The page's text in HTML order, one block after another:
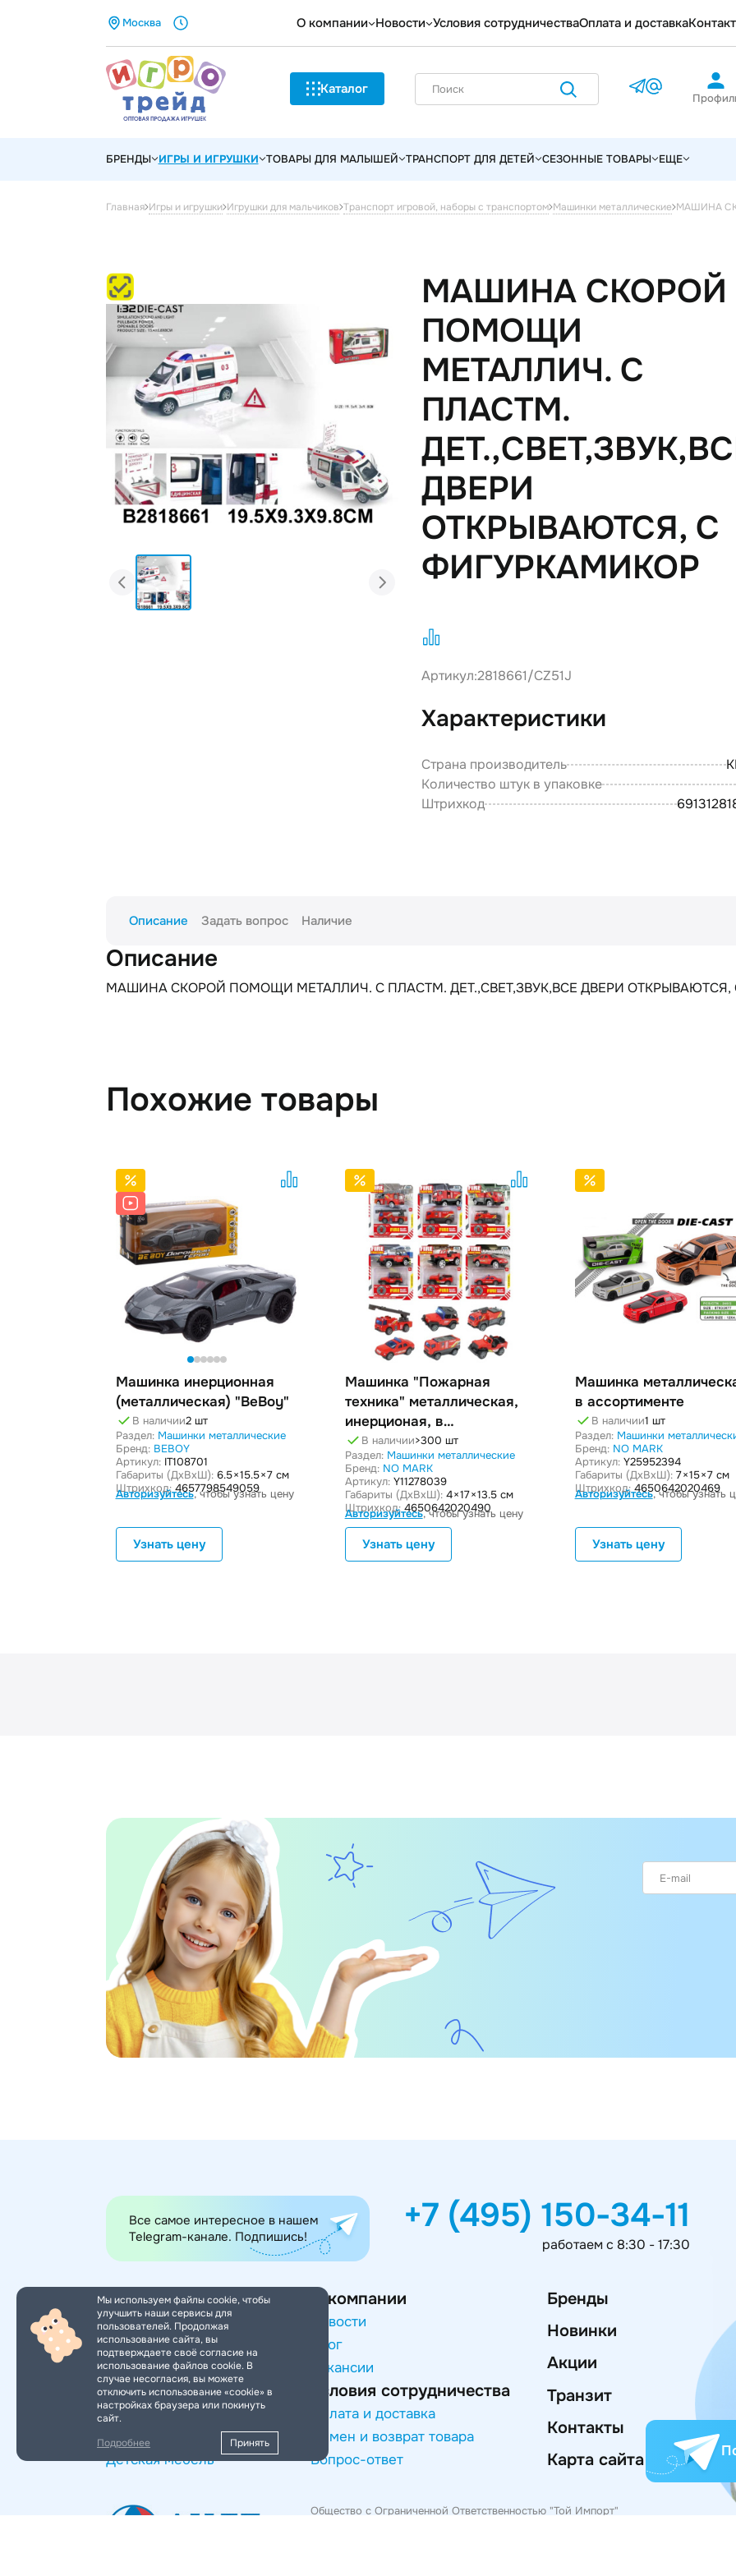
Москва О компании Новости Условия сотрудничестваОплата и доставка
Каталог
БРЕНДЫ ИГРЫ И ИГРУШКИ ТОВАРЫ ДЛЯ МАЛЫШЕЙ ТРАНСПОРТ ДЛЯ ДЕТЕЙ СЕЗОННЫЕ ТОВАРЫ ЕЩЕ
Главная Игры и игрушки Игрушки для мальчиков Транспорт игровой, наборы с транспортом Машинки металлические МАШИНА
МАШИНА СКОРОЙ
ПОМОЩИ
МЕТАЛЛИЧ. С
ПЛАСТМ.
ДВЕРИ
ОТКРЫВАЮТСЯ, С
ФИГУРКАМИКОР
Артикул:2818661/CZ51J
Характеристики
Страна производитель
Количество штук в упаковке
Штрихкод
Описание Задать вопрос Наличие
Описание
МАШИНА СКОРОЙ ПОМОЩИ МЕТАЛЛИЧ. С ПЛАСТМ. ДЕТ.,СВЕТ,ЗВУК,ВСЕ ДВЕРИ ОТКРЫВАЮТСЯ,
Похожие товары
Машинка инерционная
(металлическая) "BeBoy"
В наличии2 шт
Раздел: Машинки металлические
Бренд: BEBOY
Артикул:IT108701
Габариты (ДxВxШ):6.5 × 15.5 × 7 см
Штрихкод:4657798549059
Авторизуйтесь, чтобы узнать цену
Узнать цену
Машинка "Пожарная
техника" металлическая,
инерционая, в
ассортименте
В наличии>300 шт
Раздел: Машинки металлические
Бренд: NO MARK
Артикул: Y11278039
Габариты (ДxВxШ): 4 × 17 × 13.5 см
Штрихкод: 4650642020490
Авторизуйтесь, чтобы узнать цену
Узнать цену
Машинка
в ассортименте
В наличии1 шт
Раздел: Машинки
Бренд: NO MARK
Артикул: Y25952394
Габариты (ДxВxШ): 7 × 15 × 7 см
Штрихкод: 4650642020469
Авторизуйтесь, чтобы узнать
Узнать цену
Все самое интересное в нашем
Telegram-канале. Подпишись!
+7 (495) 150-34-11
работаем с 8:30 - 17:30
Категории товаров
Игры и игрушки
Товары для малышей
Транспорт для детей
Сезонные товары
Спорт и отдых
Хобби и творчество
Детская мебель
О компании
Новости
Блог
Вакансии
Условия сотрудничества
Оплата и доставка
Обмен и возврат товара
Вопрос-ответ
Бренды
Новинки
Акции
Транзит
Контакты
Карта сайта
Общество с Ограниченной Ответственностью "Той Импорт"
Мы используем файлы cookie, чтобы
улучшить наши сервисы для
пользователей. Продолжая
использование сайта, вы
подтверждаете своё согласие на
использование файлов cookie. В
случае несогласия, вы можете
отключить использование «cookie» в
настройках браузера или покинуть
сайт.
Подробнее
Принять